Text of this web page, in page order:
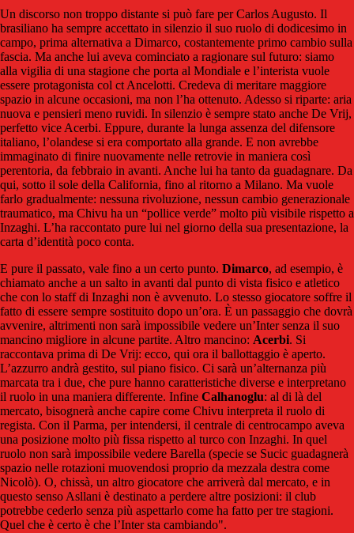
Un discorso non troppo distante si può fare per Carlos Augusto. Il
brasiliano ha sempre accettato in silenzio il suo ruolo di dodicesimo in
campo, prima alternativa a Dimarco, costantemente primo cambio sulla
fascia. Ma anche lui aveva cominciato a ragionare sul futuro: siamo
alla vigilia di una stagione che porta al Mondiale e l’interista vuole
essere protagonista col ct Ancelotti. Credeva di meritare maggiore
spazio in alcune occasioni, ma non l’ha ottenuto. Adesso si riparte: aria
nuova e pensieri meno ruvidi. In silenzio è sempre stato anche De Vrij,
perfetto vice Acerbi. Eppure, durante la lunga assenza del difensore
italiano, l’olandese si era comportato alla grande. E non avrebbe
immaginato di finire nuovamente nelle retrovie in maniera così
perentoria, da febbraio in avanti. Anche lui ha tanto da guadagnare. Da
qui, sotto il sole della California, fino al ritorno a Milano. Ma vuole
farlo gradualmente: nessuna rivoluzione, nessun cambio generazionale
traumatico, ma Chivu ha un “pollice verde” molto più visibile rispetto a
Inzaghi. L’ha raccontato pure lui nel giorno della sua presentazione, la
carta d’identità poco conta.
E pure il passato, vale fino a un certo punto. Dimarco, ad esempio, è
chiamato anche a un salto in avanti dal punto di vista fisico e atletico
che con lo staff di Inzaghi non è avvenuto. Lo stesso giocatore soffre il
fatto di essere sempre sostituito dopo un’ora. È un passaggio che dovrà
avvenire, altrimenti non sarà impossibile vedere un’Inter senza il suo
mancino migliore in alcune partite. Altro mancino: Acerbi. Si
raccontava prima di De Vrij: ecco, qui ora il ballottaggio è aperto.
L’azzurro andrà gestito, sul piano fisico. Ci sarà un’alternanza più
marcata tra i due, che pure hanno caratteristiche diverse e interpretano
il ruolo in una maniera differente. Infine Calhanoglu: al di là del
mercato, bisognerà anche capire come Chivu interpreta il ruolo di
regista. Con il Parma, per intendersi, il centrale di centrocampo aveva
una posizione molto più fissa rispetto al turco con Inzaghi. In quel
ruolo non sarà impossibile vedere Barella (specie se Sucic guadagnerà
spazio nelle rotazioni muovendosi proprio da mezzala destra come
Nicolò). O, chissà, un altro giocatore che arriverà dal mercato, e in
questo senso Asllani è destinato a perdere altre posizioni: il club
potrebbe cederlo senza più aspettarlo come ha fatto per tre stagioni.
Quel che è certo è che l’Inter sta cambiando".